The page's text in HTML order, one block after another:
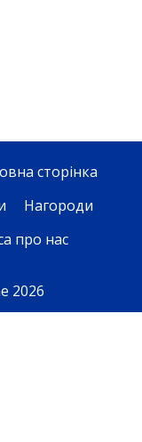
сторінка
Нагороди
про нас
2026